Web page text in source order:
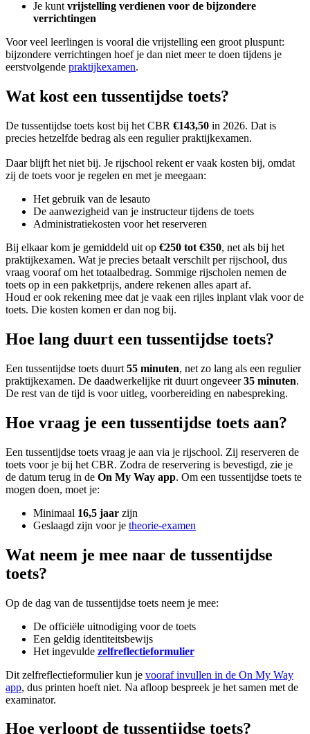
Je kunt vrijstelling verdienen voor de bijzondere
verrichtingen
Voor veel leerlingen is vooral die vrijstelling een groot pluspunt:
bijzondere verrichtingen hoef je dan niet meer te doen tijdens je
eerstvolgende praktijkexamen.
Wat kost een tussentijdse toets?
De tussentijdse toets kost bij het CBR €143,50 in 2026. Dat is
precies hetzelfde bedrag als een regulier praktijkexamen.
Daar blijft het niet bij. Je rijschool rekent er vaak kosten bij, omdat
zij de toets voor je regelen en met je meegaan:
Het gebruik van de lesauto
De aanwezigheid van je instructeur tijdens de toets
Administratiekosten voor het reserveren
Bij elkaar kom je gemiddeld uit op €250 tot €350, net als bij het
praktijkexamen. Wat je precies betaalt verschilt per rijschool, dus
vraag vooraf om het totaalbedrag. Sommige rijscholen nemen de
toets op in een pakketprijs, andere rekenen alles apart af.
Houd er ook rekening mee dat je vaak een rijles inplant vlak voor de
toets. Die kosten komen er dan nog bij.
Hoe lang duurt een tussentijdse toets?
Een tussentijdse toets duurt 55 minuten, net zo lang als een regulier
praktijkexamen. De daadwerkelijke rit duurt ongeveer35 minuten.
De rest van de tijd is voor uitleg, voorbereiding en nabespreking.
Hoe vraag je een tussentijdse toets aan?
Een tussentijdse toets vraag je aan via je rijschool. Zij reserveren de
toets voor je bij het CBR. Zodra de reservering is bevestigd, zie je
de datum terug in de On My Way app. Om een tussentijdse toets te
mogen doen, moet je:
Minimaal 16,5 jaar zijn
Geslaagd zijn voor je theorie-examen
Wat neem je mee naar de tussentijdse
toets?
Op de dag van de tussentijdse toets neem je mee:
De officiële uitnodiging voor de toets
Een geldig identiteitsbewijs
Het ingevulde zelfreflectieformulier
Dit zelfreflectieformulier kun je vooraf invullen in de On My Way
app, dus printen hoeft niet. Na afloop bespreek je het samen met de
examinator.
Hoe verloopt de tussentijdse toets?